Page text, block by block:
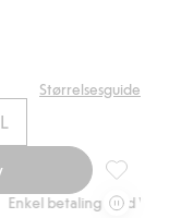
Størrelsesguide
Bluse i
med Vipps & Klarna